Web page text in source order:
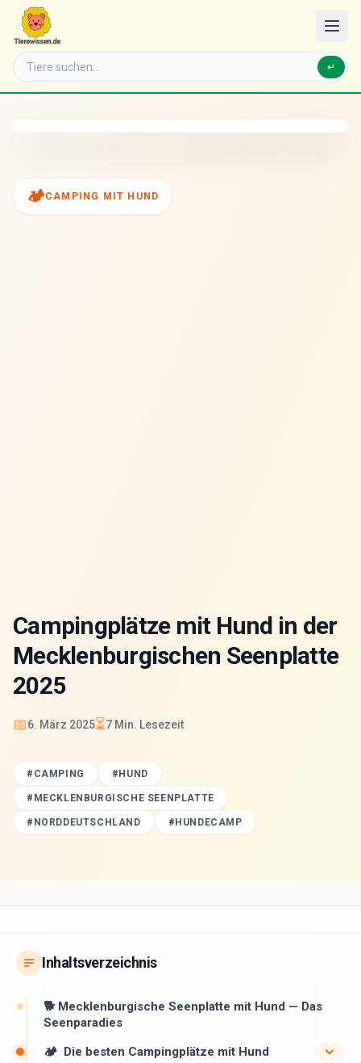
↵
🏕️CAMPING MIT HUND
Campingplätze mit Hund in der
Mecklenburgischen Seenplatte
2025
📅6. März 2025⏳7 Min. Lesezeit
# CAMPING # HUND
# MECKLENBURGISCHE SEENPLATTE
# NORDDEUTSCHLAND # HUNDECAMP
Inhaltsverzeichnis
🐕 Mecklenburgische Seenplatte mit Hund — Das
Seenparadies
🏕 ️ Die besten Campingplätze mit Hund